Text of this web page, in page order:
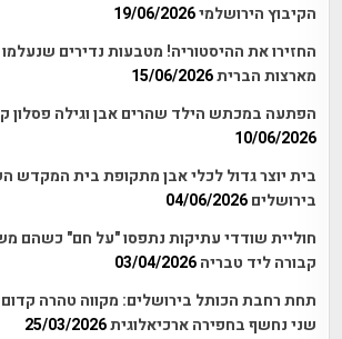
הקיבוץ הירושלמי19/06/2026
החזירו את ההיסטוריה! מטבעות נדירים
מארצות הברית15/06/2026
הפתעה במכתש הילד שהרים אבן וגילה פסלון קדום בן
10/06/2026
בית יוצר גדול לכלי אבן מתקופת בית המקדש
בירושלים 04/06/2026
חוליית שודדי עתיקות נתפסו "על חם" כשהם
קבורה ליד טבריה 03/04/2026
תחת רחבת הכותל בירושלים: מקווה טהרה
שני נחשף בחפירה ארכיאלוגית25/03/2026